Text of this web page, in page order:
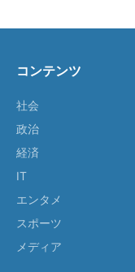
コンテンツ
社会
政治
経済
IT
エンタメ
スポーツ
メディア